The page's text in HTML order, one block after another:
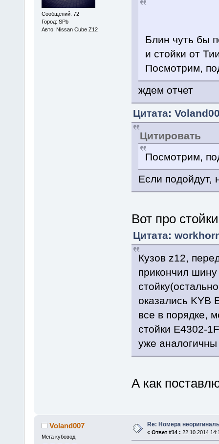
Сообщений: 72
Город: SPb
Авто: Nissan Cube Z12
Блин чуть бы
и стойки от
Посмотрим,
ждем отчет
Цитата:
Цитировать
Посмотрим,
Если подойдут,
Вот про
Цитата:
Кузов z12,
прикончил
оказались KYB
все в порядке,
стойки E4302-
уже
А как
Voland007
Мега кубовод
Re: Номера
« Ответ #14 : 22.10.2014